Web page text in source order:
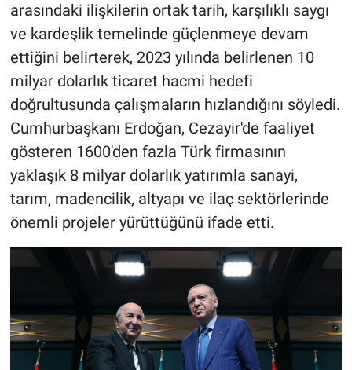
arasındaki ilişkilerin ortak tarih, karşılıklı saygı
ve kardeşlik temelinde güçlenmeye devam
ettiğini belirterek, 2023 yılında belirlenen 10
milyar dolarlık ticaret hacmi hedefi
doğrultusunda çalışmaların hızlandığını söyledi.
Cumhurbaşkanı Erdoğan, Cezayir'de faaliyet
gösteren 1600'den fazla Türk firmasının
yaklaşık 8 milyar dolarlık yatırımla sanayi,
tarım, madencilik, altyapı ve ilaç sektörlerinde
önemli projeler yürüttüğünü ifade etti.